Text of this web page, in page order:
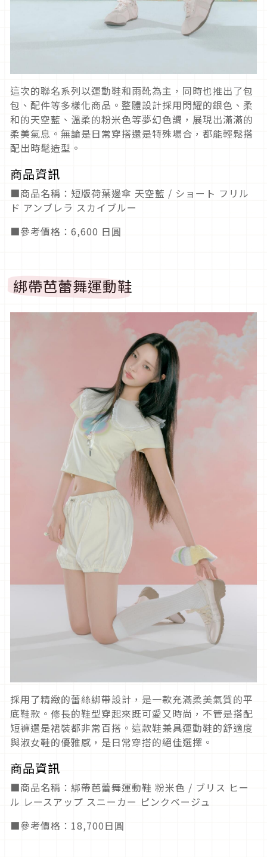
這次的聯名系列以運動鞋和雨靴為主，同時也推出了包
包、配件等多樣化商品。整體設計採用閃耀的銀色、柔
和的天空藍、溫柔的粉米色等夢幻色調，展現出滿滿的
柔美氣息。無論是日常穿搭還是特殊場合，都能輕鬆搭
配出時髦造型。
商品資訊
■商品名稱：短版荷葉邊傘 天空藍 / ショート フリル
ド アンブレラ スカイブルー
■參考價格：6,600 日圓
綁帶芭蕾舞運動鞋
採用了精緻的蕾絲綁帶設計，是一款充滿柔美氣質的平
底鞋款。修長的鞋型穿起來既可愛又時尚，不管是搭配
短褲還是裙裝都非常百搭。這款鞋兼具運動鞋的舒適度
與淑女鞋的優雅感，是日常穿搭的絕佳選擇。
商品資訊
■商品名稱：綁帶芭蕾舞運動鞋 粉米色 / ブリス ヒー
ル レースアップ スニーカー ピンクベージュ
■參考價格：18,700日圓